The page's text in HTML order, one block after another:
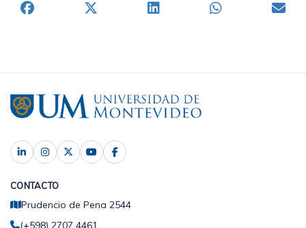
CONTACTO
Prudencio de Pena 2544
(+598) 2707 4461